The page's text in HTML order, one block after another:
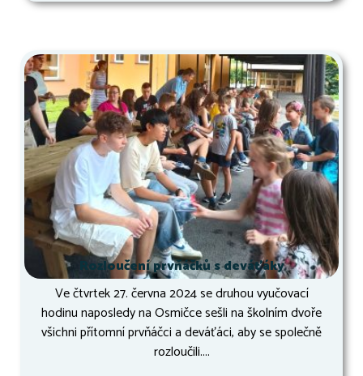
Rozloučení prvňáčků s deváťáky
Ve čtvrtek 27. června 2024 se druhou vyučovací
hodinu naposledy na Osmičce sešli na školním dvoře
všichni přítomní prvňáčci a deváťáci, aby se společně
rozloučili....